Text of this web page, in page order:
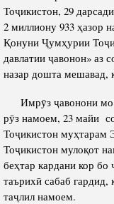
Салоҳият
Тарҷумаи ҳол
Китобҳо
Мақолаҳо
Хадамоти матбуот
ПРЕЗИДЕНТИ
Роҳбарон ва
Таърихи
Тоҷикистон, 29
2 миллиону 933 ҳазор
Қонуни Ҷумҳурии
давлатии ҷавонон» аз
назар дошта мешавад,
Имрӯз ҷавонони мо
рӯз намоем, 23 майи
Тоҷикистон муҳтарам
Тоҷикистон мулоқот
беҳтар кардани кор
таърихӣ сабаб
таҷлил намоем.